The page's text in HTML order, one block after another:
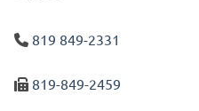
819 849-2331
819-849-2459